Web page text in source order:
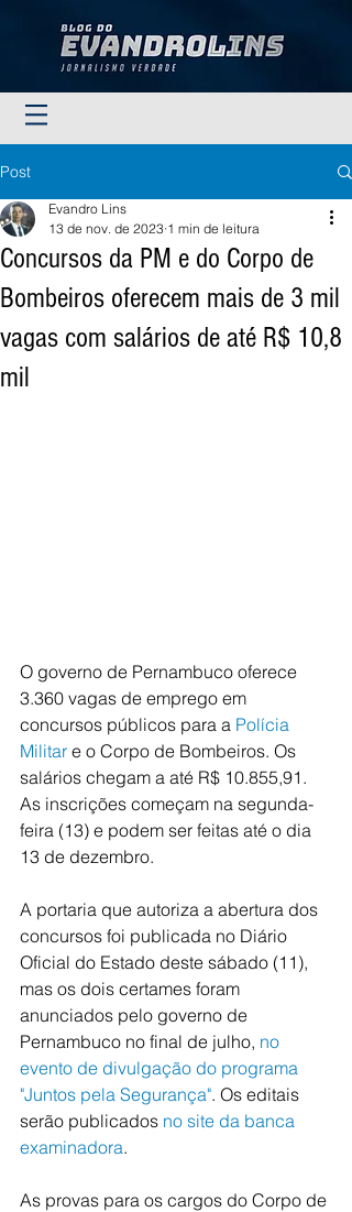
Post
Concursos da PM e do Corpo de
Bombeiros oferecem mais de 3 mil
vagas com salários de até R$ 10,8
mil
Evandro Lins
13 de nov. de 2023 1 min de leitura
O governo de Pernambuco oferece
3.360 vagas de emprego em
concursos públicos para a Polícia
Militar e o Corpo de Bombeiros. Os
salários chegam a até R$ 10.855,91.
As inscrições começam na segunda-
feira (13) e podem ser feitas até o dia
13 de dezembro.
A portaria que autoriza a abertura dos
concursos foi publicada no Diário
Oficial do Estado deste sábado (11),
mas os dois certames foram
anunciados pelo governo de
Pernambuco no final de julho, no
evento de divulgação do programa
"Juntos pela Segurança". Os editais
serão publicados no site da banca
examinadora.
As provas para os cargos do Corpo de